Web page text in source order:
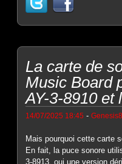
La carte de
Music Board
AY-3-8910 et
14/07/2025 18:45 -Genesis8
Mais pourquoi cette carte
En fait, la puce sonore
3-8913, oui une version